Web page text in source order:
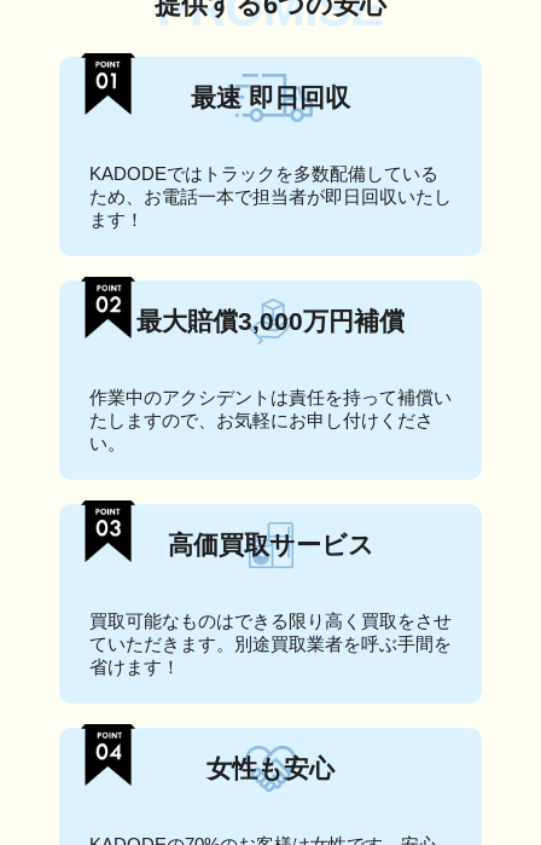
最速 即日回収
KADODEではトラックを多数配備している
ため、お電話一本で担当者が即日回収いたし
ます！
最大賠償3,000万円補償
作業中のアクシデントは責任を持って補償い
たしますので、お気軽にお申し付けくださ
い。
高価買取サービス
買取可能なものはできる限り高く買取をさせ
ていただきます。別途買取業者を呼ぶ手間を
省けます！
女性も安心